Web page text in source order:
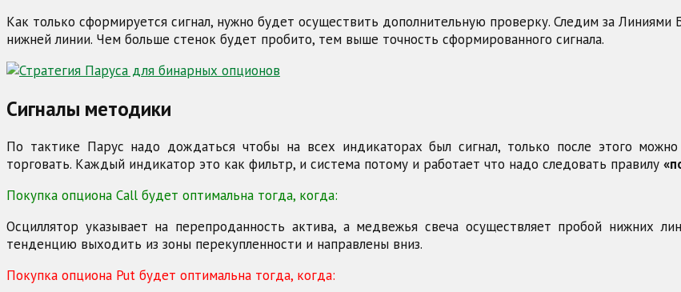
Как только сформируется сигнал, нужно будет осуществить дополнительную проверку. Следим за
нижней линии. Чем больше стенок будет пробито, тем выше точность сформированного сигнала.
Сигналы методики
По тактике Парус надо дождаться чтобы на всех индикаторах был сигнал, только после этого
торговать. Каждый индикатор это как фильтр, и система потому и работает что надо следовать правилу
Покупка опциона Call будет оптимальна тогда, когда:
Осциллятор указывает на перепроданность актива, а медвежья свеча осуществляет пробой нижних
тенденцию выходить из зоны перекупленности и направлены вниз.
Покупка опциона Put будет оптимальна тогда, когда: